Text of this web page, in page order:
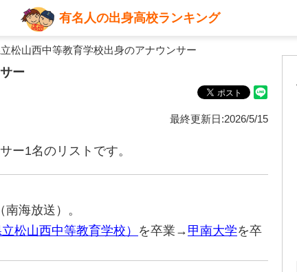
有名人の出身高校ランキング
松山西中等教育学校出身のアナウンサー
ー
最終更新日:2026/5/15
ー1名のリストです。
海放送）。
松山西中等教育学校） を卒業→ 甲南大学を卒